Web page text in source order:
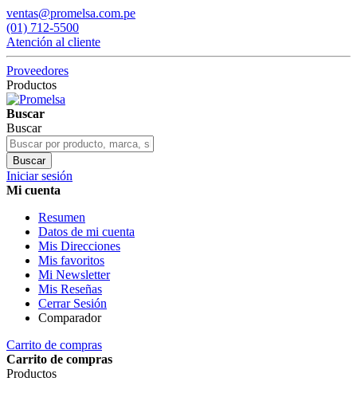
ventas@promelsa.com.pe
(01) 712-5500
Atención al cliente
Proveedores
Productos
Buscar
Buscar
Buscar
Iniciar sesión
Mi cuenta
Resumen
Datos de mi cuenta
Mis Direcciones
Mis favoritos
Mi Newsletter
Mis Reseñas
Cerrar Sesión
Comparador
Carrito de compras
Carrito de compras
Productos